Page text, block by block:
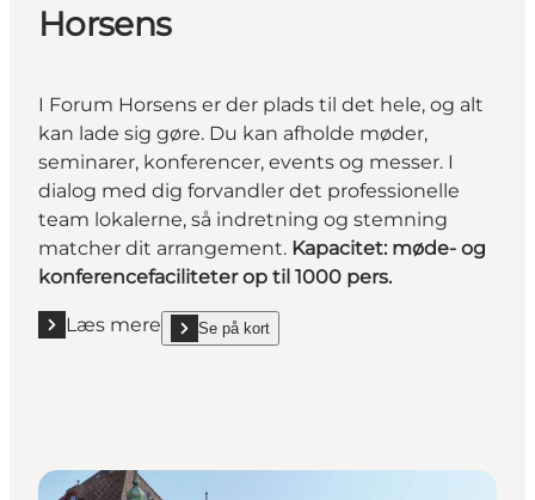
Horsens
I Forum Horsens er der plads til det hele, og alt
kan lade sig gøre. Du kan afholde møder,
seminarer, konferencer, events og messer. I
dialog med dig forvandler det professionelle
team lokalerne, så indretning og stemning
matcher dit arrangement. Kapacitet: møde- og
konferencefaciliteter op til 1000 pers.
Læs mere
Læs mere "Flotte lokaler i Forum Horsens"
Se på kort
show Flotte lokaler i Forum Horsens on_map